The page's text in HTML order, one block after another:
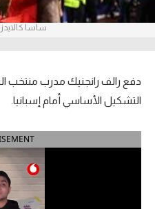
أمريكا 2026
الدوري الإنجليزي الممتاز
الدوري الإسباني
ساسا
دفع رالف رانجنيك مدرب منتخب
التشكيل الأساسي أمام إسبانيا.